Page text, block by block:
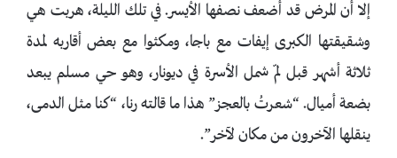
إلا أن المرض قد أضعف نصفها الأيسر. في تلك الليلة، هربت هي
وشقيقتها الكبرى إيفات مع باجا، ومكثوا مع بعض أقاربه لمدة
ثلاثة أشهر قبل لمّ شمل الأسرة في ديونار، وهو حي مسلم يبعد
بضعة أميال. “شعرتُ بالعجز” هذا ما قالته رنا، “كنا مثل الدمى،
ينقلها الآخرون من مكان لآخر”.